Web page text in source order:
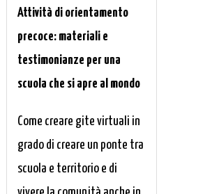
Attività di orientamento
precoce: materiali e
testimonianze per una
scuola che si apre al mondo
Come creare gite virtuali in
grado di creare un ponte tra
scuola e territorio e di